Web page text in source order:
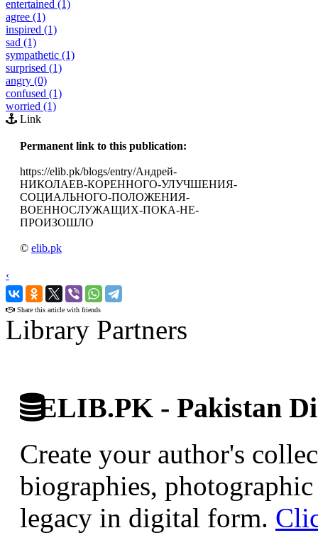
entertained (1)
agree (1)
inspired (1)
sad (1)
sympathetic (1)
surprised (1)
angry (0)
confused (1)
worried (1)
Link
Permanent link to this publication:
https://elib.pk/blogs/entry/Андрей-
НИКОЛАЕВ-КОРЕННОГО-УЛУЧШЕНИЯ-
СОЦИАЛЬНОГО-ПОЛОЖЕНИЯ-
ВОЕННОСЛУЖАЩИХ-ПОКА-НЕ-
ПРОИЗОШЛО
© elib.pk
‹
›
Share this article with friends
Library Partners
ELIB.PK - Pakistan
Create your author's
biographies,
legacy in digital form.